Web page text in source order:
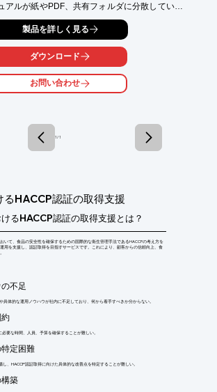
アルが紙やPDF、共有フォルダに分散している
探す手間や、スタッフ・店舗ごとの対応品質の
泊・外食業務のマニュアルやシステム・機器の
ド上で一元管理する文書管理システムです。カ
検索により、必要な手順をすぐに確認できま
認、版管理、閲覧権限設定にも対応し、メニュ
製品を詳しく見る
ダウンロード
お問い合わせ
1 / 1
るHACCP認証の取得支援
るHACCP認証の取得支援とは？
いて、食品の安全性を確保するための国際的な衛生管理手法であるHACCPの考え方を
用を支援し、認証取得を目指すサービスです。これにより、顧客からの信頼向上、食
不足
具体的な運用ノウハウが社内に不足しており、何から着手すべきか分からない。
要な時間、人員、予算を確保することが難しい。
定困難
、HACCP認証取得に向けた具体的な改善点を特定することが難しい。
築